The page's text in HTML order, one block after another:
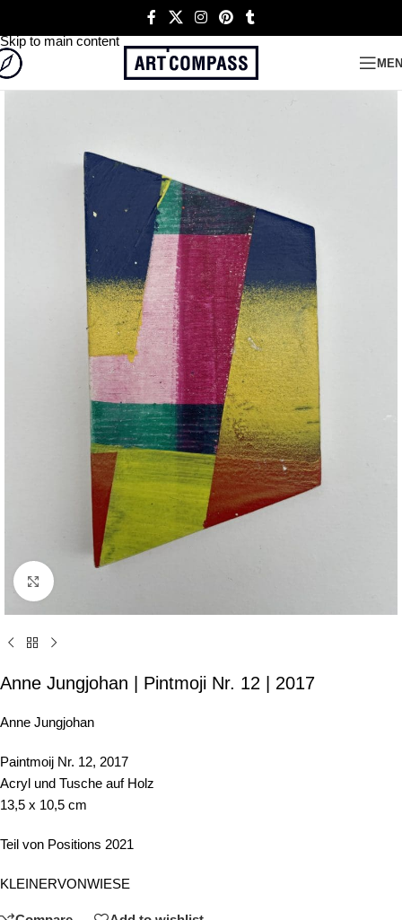
Skip to main content
Click to enlarge
Anne Jungjohan | Pintmoji Nr. 12 | 2017
Anne Jungjohan
Paintmoij Nr. 12, 2017
Acryl und Tusche auf Holz
13,5 x 10,5 cm
Teil von Positions 2021
KLEINERVONWIESE